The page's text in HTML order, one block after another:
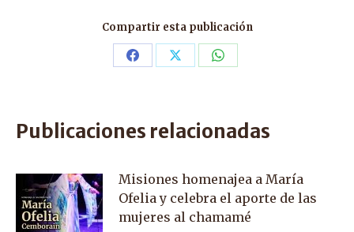
Compartir esta publicación
Share Share Share
Publicaciones relacionadas
Misiones homenajea a María
Ofelia y celebra el aporte de las
mujeres al chamamé